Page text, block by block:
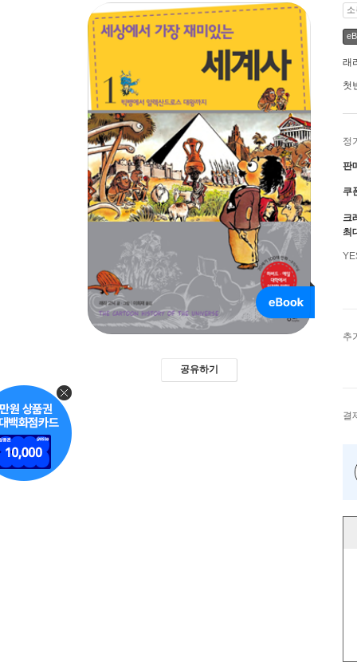
공유하기
래
첫
정
판
쿠
크
최
추
결